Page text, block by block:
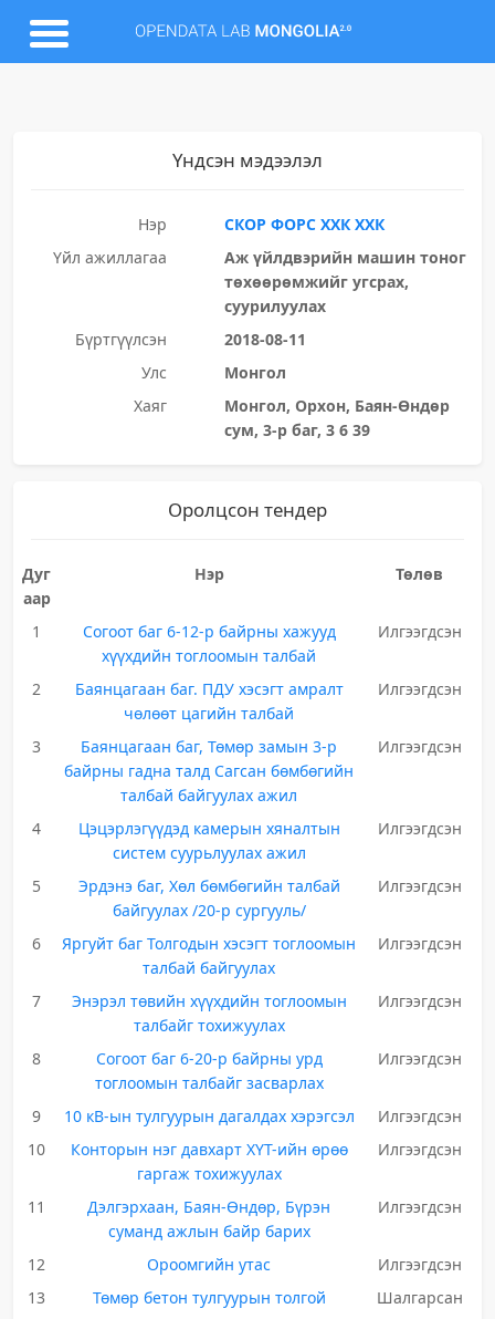
Үндсэн мэдээлэл
Нэр
СКОР ФОРС ХХК ХХК
Үйл ажиллагаа
Аж үйлдвэрийн машин тоног
төхөөрөмжийг угсрах,
суурилуулах
Бүртгүүлсэн
2018-08-11
Улс
Монгол
Хаяг
Монгол, Орхон, Баян-Өндөр
сум, 3-р баг, 3 6 39
Оролцсон тендер
Дуг
аар
Нэр Төлөв
1
Согоот баг 6-12-р байрны хажууд
хүүхдийн тоглоомын талбай
Илгээгдсэн
2
Баянцагаан баг. ПДУ хэсэгт амралт
чөлөөт цагийн талбай
Илгээгдсэн
3
Баянцагаан баг, Төмөр замын 3-р
байрны гадна талд Сагсан бөмбөгийн
талбай байгуулах ажил
Илгээгдсэн
4
Цэцэрлэгүүдэд камерын хяналтын
систем суурьлуулах ажил
Илгээгдсэн
5
Эрдэнэ баг, Хөл бөмбөгийн талбай
байгуулах /20-р сургууль/
Илгээгдсэн
6
Яргуйт баг Толгодын хэсэгт тоглоомын
талбай байгуулах
Илгээгдсэн
7
Энэрэл төвийн хүүхдийн тоглоомын
талбайг тохижуулах
Илгээгдсэн
8
Согоот баг 6-20-р байрны урд
тоглоомын талбайг засварлах
Илгээгдсэн
9 10 кВ-ын тулгуурын дагалдах хэрэгсэл
Илгээгдсэн
10
Конторын нэг давхарт ХҮТ-ийн өрөө
гаргаж тохижуулах
Илгээгдсэн
11
Дэлгэрхаан, Баян-Өндөр, Бүрэн
суманд ажлын байр барих
Илгээгдсэн
12 Ороомгийн утас
Илгээгдсэн
13
Төмөр бетон тулгуурын толгой
Шалгарсан